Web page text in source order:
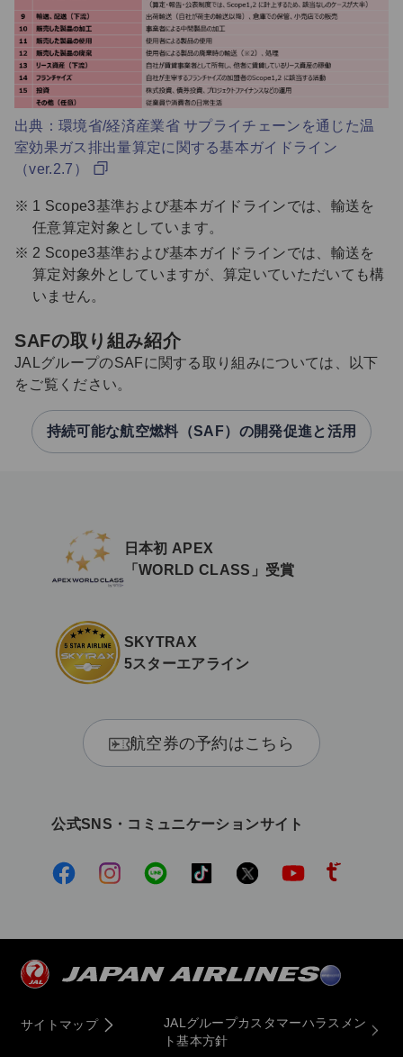
出典：環境省/経済産業省 サプライチェーンを通じた温
室効果ガス排出量算定に関する基本ガイドライン
（ver.2.7）
1 Scope3基準および基本ガイドラインでは、輸送を
任意算定対象としています。
2 Scope3基準および基本ガイドラインでは、輸送を
算定対象外としていますが、算定いていただいても構
いません。
SAFの取り組み紹介
JALグループのSAFに関する取り組みについては、以下
をご覧ください。
持続可能な航空燃料（SAF）の開発促進と活用
日本初 APEX
「WORLD CLASS」受賞
SKYTRAX
5スターエアライン
航空券の予約はこちら
公式SNS・コミュニケーションサイト
サイトマップ
JALグループカスタマーハラスメン
ト基本方針